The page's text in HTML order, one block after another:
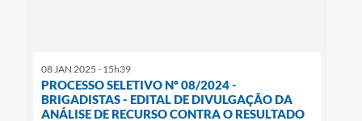
08 JAN 2025 - 15h39
PROCESSO SELETIVO Nº 08/2024 -
BRIGADISTAS - EDITAL DE DIVULGAÇÃO DA
ANÁLISE DE RECURSO CONTRA O RESULTADO